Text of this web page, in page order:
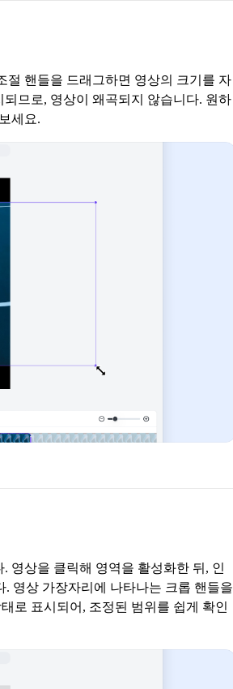
절 핸들을 드래그하면 영상의 크기를 자
므로, 영상이 왜곡되지 않습니다. 원하
세요.
영상을 클릭해 영역을 활성화한 뒤, 인
. 영상 가장자리에 나타나는 크롭 핸들을
로 표시되어, 조정된 범위를 쉽게 확인